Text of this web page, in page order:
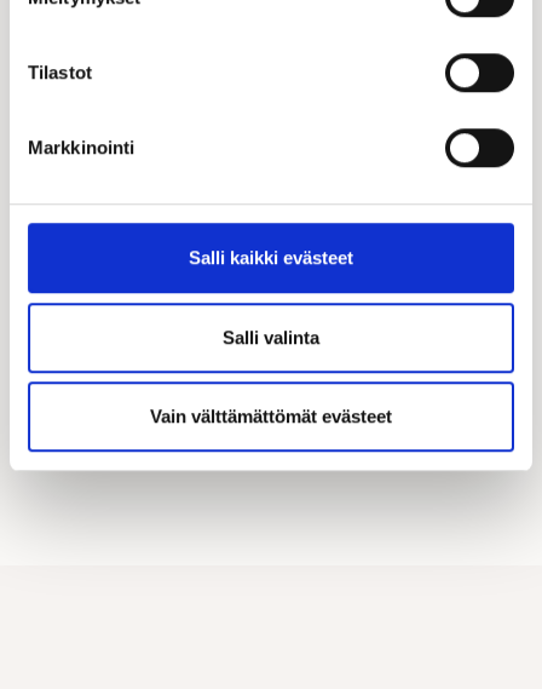
Tilastot
Markkinointi
Salli kaikki evästeet
Salli valinta
Vain välttämättömät evästeet
Hyödynnä Kastellin tarjoamat merkittävät
kampanjamme.
KATSO KAIKKI KAMPANJAT